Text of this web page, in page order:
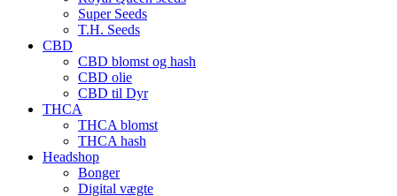
Super Seeds
T.H. Seeds
CBD
CBD blomst og hash
CBD olie
CBD til Dyr
THCA
THCA blomst
THCA hash
Headshop
Bonger
Digital vægte